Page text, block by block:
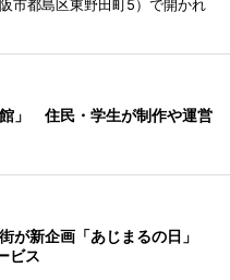
市都島区東野田町5）で開かれ
」 住民・学生が制作や運営
が新企画「あじまるの日」
ビス